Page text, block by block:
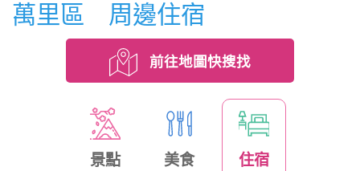
萬里區 周邊住宿
前往地圖快搜找
景點 美食 住宿